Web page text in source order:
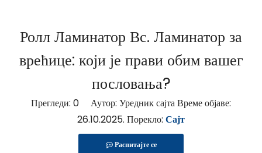
Ролл Ламинатор Вс. Ламинатор за
врећице: који је прави обим вашег
пословања?
Прегледи: 0 Аутор: Уредник сајта Време објаве:
26.10.2025. Порекло: Сајт
Распитајте се